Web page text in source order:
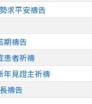
求平安禱告
期禱告
患者祈禱
年見證主祈禱
禱告